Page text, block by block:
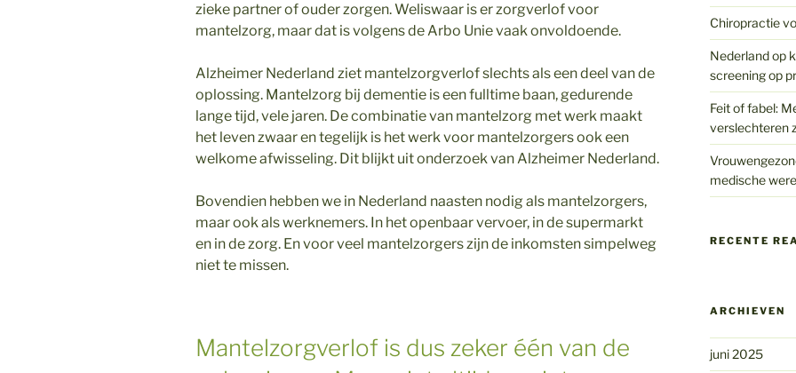
zieke partner of ouder zorgen. Weliswaar is er zorgverlof voor
mantelzorg, maar dat is volgens de Arbo Unie vaak onvoldoende.
Alzheimer Nederland ziet mantelzorgverlof slechts als een deel van de
oplossing. Mantelzorg bij dementie is een fulltime baan, gedurende
lange tijd, vele jaren. De combinatie van mantelzorg met werk maakt
het leven zwaar en tegelijk is het werk voor mantelzorgers ook een
welkome afwisseling. Dit blijkt uit onderzoek van Alzheimer Nederland.
Bovendien hebben we in Nederland naasten nodig als mantelzorgers,
maar ook als werknemers. In het openbaar vervoer, in de supermarkt
en in de zorg. En voor veel mantelzorgers zijn de inkomsten simpelweg
niet te missen.
Mantelzorgverlof is dus zeker één van de
Chiropractie
Nederland op
screening op
Feit of fabel:
verslechteren
medische
RECENTE
ARCHIEVEN
juni 2025